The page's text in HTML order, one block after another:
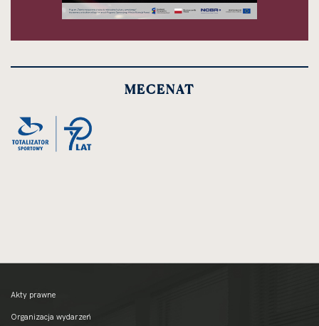
MECENAT
Akty prawne
Organizacja wydarzeń